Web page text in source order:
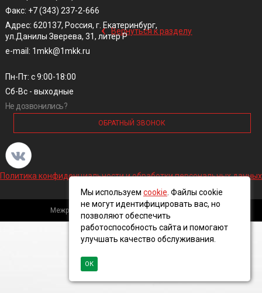
‹ Вернуться к разделу
Факс: +7 (343) 237-2-666
Адрес: 620137, Россия, г. Екатеринбург,
ул.Данилы Зверева, 31, литер Р
e-mail: 1mkk@1mkk.ru
Пн-Пт: с 9:00-18:00
Сб-Вс - выходные
Не дозвонились?
ОБРАТНЫЙ ЗВОНОК
Политика конфиденциальности и обработки персональных данных
Межрегиональная кабельная компания, 2016 ©
Мы используем cookie . Файлы cookie
не могут идентифицировать вас, но
позволяют обеспечить
работоспособность сайта и помогают
улучшать качество обслуживания.
ОК